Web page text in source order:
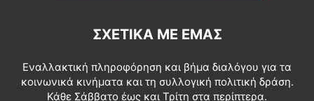
ΣΧΕΤΙΚΆ ΜΕ ΕΜΆΣ
Εναλλακτική πληροφόρηση και βήμα διαλόγου για τα
κοινωνικά κινήματα και τη συλλογική πολιτική δράση.
Κάθε Σάββατο έως και Τρίτη στα περίπτερα.